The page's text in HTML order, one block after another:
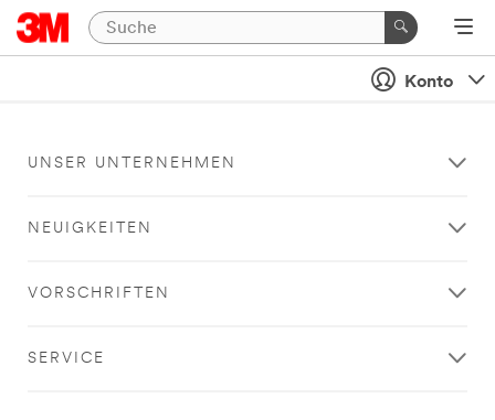
Konto
UNSER UNTERNEHMEN
NEUIGKEITEN
VORSCHRIFTEN
SERVICE